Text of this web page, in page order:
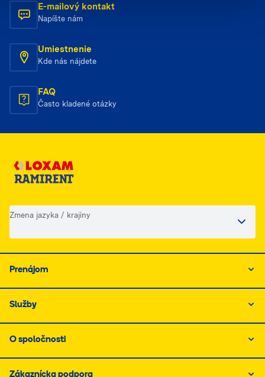
E-mailový kontakt
Napíšte nám
Umiestnenie
Kde nás nájdete
FAQ
Často kladené otázky
Zmena jazyka / krajiny
Prenájom
Služby
O spoločnosti
Zákaznícka podpora